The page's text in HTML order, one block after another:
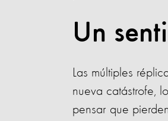
Un
Las múltiples
nueva catástrofe,
pensar que